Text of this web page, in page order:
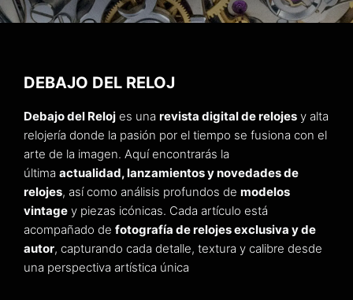
DEBAJO DEL RELOJ
Debajo del Reloj es una revista digital de relojes y alta
relojería donde la pasión por el tiempo se fusiona con el
arte de la imagen. Aquí encontrarás la
última actualidad, lanzamientos y novedades de
relojes, así como análisis profundos de modelos
vintage y piezas icónicas. Cada artículo está
acompañado de fotografía de relojes exclusiva y de
autor, capturando cada detalle, textura y calibre desde
una perspectiva artística única